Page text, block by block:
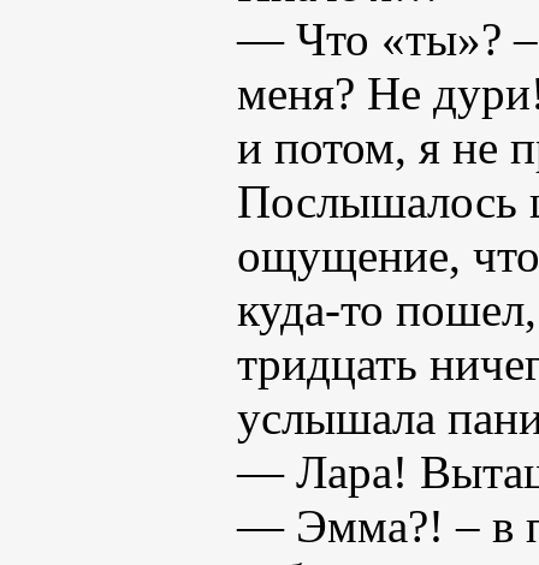
— Что «ты»?
меня? Не
и потом, я не
Послышалось
ощущение,
куда-то
тридцать
услышала
— Лара!
— Эмма?! – в